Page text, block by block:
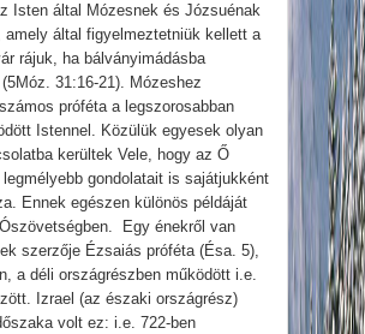
Isten által Mózesnek és Józsuénak
amely által figyelmeztetniük kellett a
rájuk, ha bálványimádásba
31:16-21). Mózeshez
próféta a legszorosabban
Istennel. Közülük egyesek olyan
kerültek Vele, hogy az Ő
gondolatait is sajátjukként
Ennek egészen különös példáját
Egy énekről van
szerzője Ézsaiás próféta (Ésa. 5),
a déli országrészben működött i.e.
Izrael (az északi országrész)
volt ez: i.e. 722-ben